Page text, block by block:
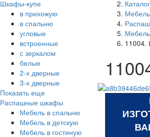
Шкафы-купе
в прихожую
в спальню
угловые
встроенные
с зеркалом
белые
2-х дверные
3-х дверные
Показать еще
Распашные шкафы
Мебель в спальню
Мебель в детскую
Мебель в гостиную
11004.